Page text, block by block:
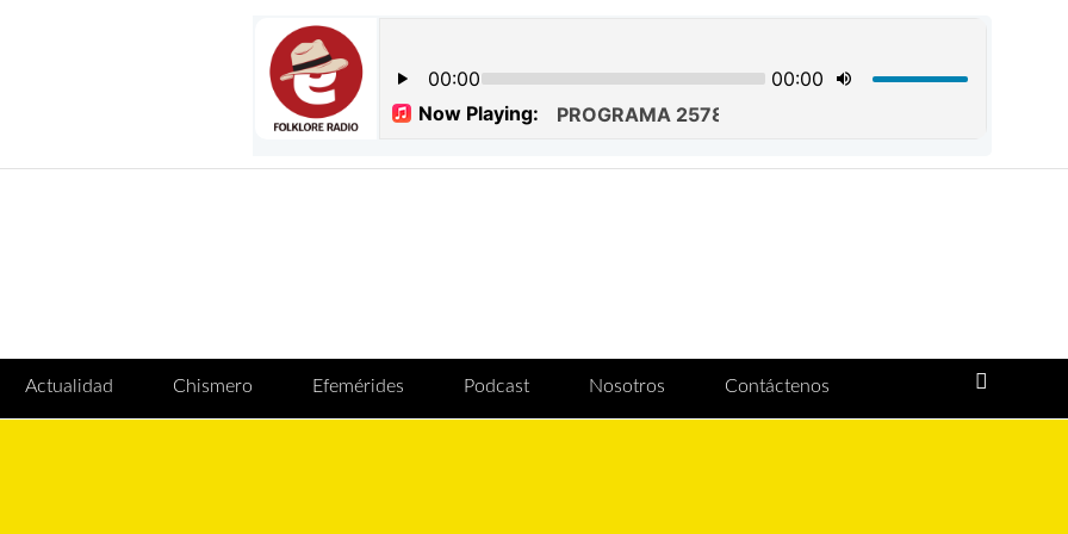
Actualidad Chismero Efemérides Podcast Nosotros Contáctenos